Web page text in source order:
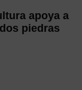
apoya a
piedras